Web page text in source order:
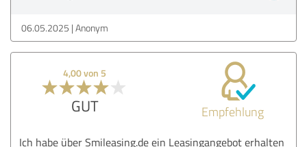
06.05.2025 Anonym
4,00 von 5
GUT Empfehlung
Ich habe über Smileasing.de ein Leasingangebot erhalten